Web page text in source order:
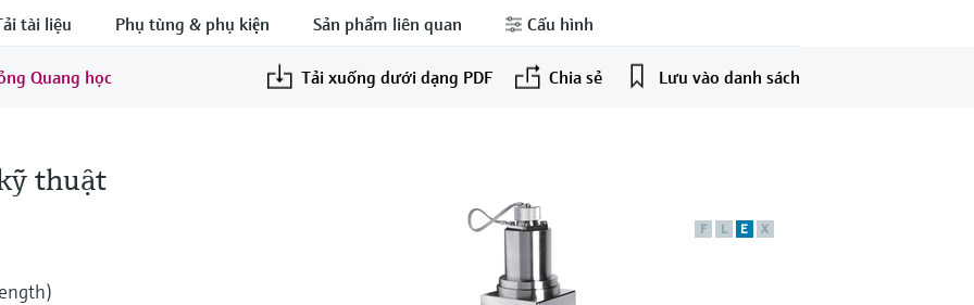
tài liệu Phụ tùng & phụ kiện Sản phẩm liên quan Cấu hình
Quang học Tải xuống dưới dạng PDF Chia sẻ Lưu vào danh sách
F L E X
thuật